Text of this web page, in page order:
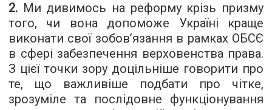
2. Ми дивимось на реформу крізь призму
того, чи вона допоможе Україні краще
виконати свої зобов’язання в рамках ОБСЄ
в сфері забезпечення верховенства права.
З цієї точки зору доцільніше говорити про
те, що важливіше подбати про чітке,
зрозуміле та послідовне функціонування